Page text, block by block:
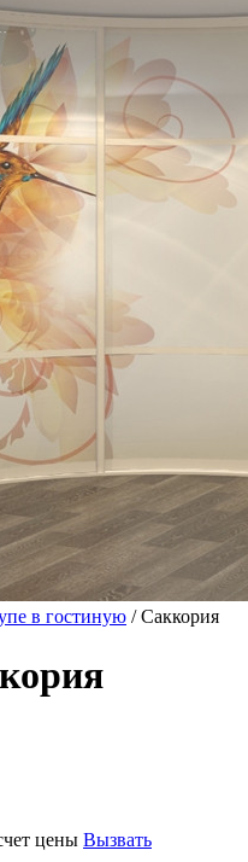
в гостиную / Саккория
цены Вызвать